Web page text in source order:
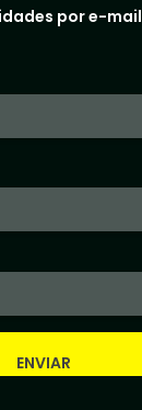
por e-mail
ENVIAR